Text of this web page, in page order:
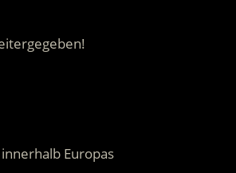
Europas